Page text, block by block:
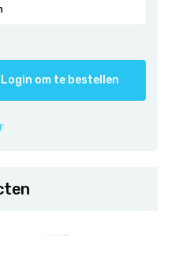
Login om te bestellen